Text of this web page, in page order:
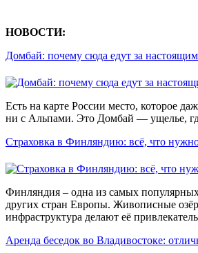
НОВОСТИ:
Домбай: почему сюда едут за
Есть на карте России место, которое
ни с Альпами. Это Домбай — ущелье,
Страховка в Финляндию: всё, что
Финляндия – одна из самых
других стран Европы. Живописные
инфраструктура делают её
Аренда беседок во Владивостоке: